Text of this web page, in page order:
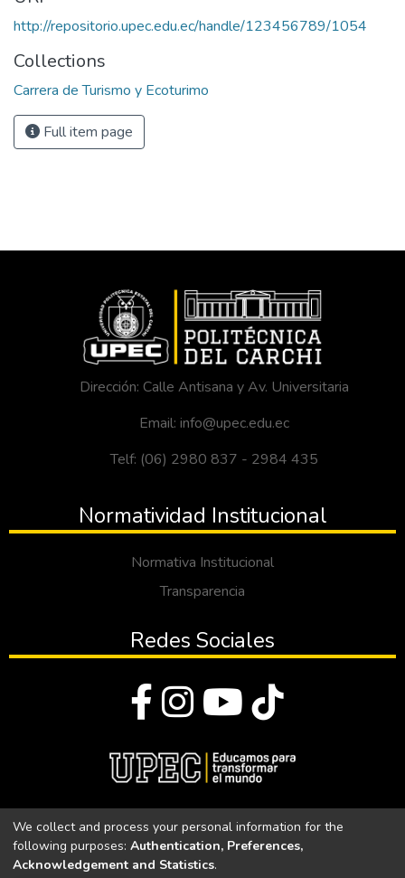
http://repositorio.upec.edu.ec/handle/123456789/1054
Collections
Carrera de Turismo y Ecoturimo
Full item page
Dirección: Calle Antisana y Av. Universitaria
Email: info@upec.edu.ec
Telf: (06) 2980 837 - 2984 435
Normatividad Institucional
Normativa Institucional
Transparencia
Redes Sociales
Universidad Politécnica Estatal del Carchi
We collect and process your personal information for the
following purposes: Authentication, Preferences,
Acknowledgement and Statistics.